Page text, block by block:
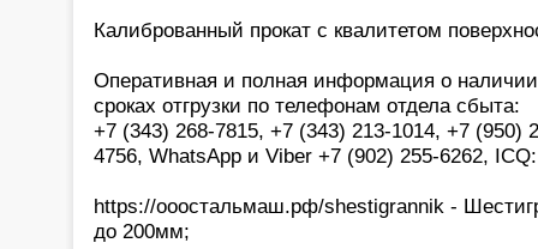
Калиброванный прокат с квалитетом
Оперативная и полная информация о
сроках отгрузки по телефонам отдела сбыта:
+7 (343) 268-7815, +7 (343) 213-1014, +7 (950)
4756, WhatsApp и Viber +7 (902) 255-6262,
https://ооостальмаш.рф/shestigrannik -
до 200мм;